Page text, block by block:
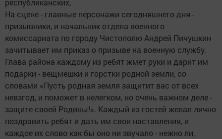
республиканских,
На сцене - главные персонажи сегодняшнего дня -
призывники, и начальник отдела военного
комиссариата по городу Чистополю Андрей Пичушкин
зачитывает им приказ о призыве на военную службу.
Глава района каждому из ребят жмет руки и дарит им
подарки - вещмешки и горстки родной земли, со
словами «Пусть родная земля защитит вас от всех
невзгод, и поможет в нелегком, но очень важном деле -
защите своей Родины!». Каждый из гостей желал лично
поздравить ребят и дать им свои наставления, и
каждое их слово как бы оно ни звучало - нежно ли,